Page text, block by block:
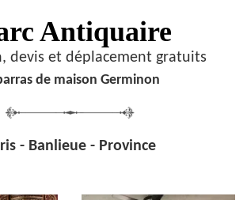
Antiquaire
devis et déplacement gratuits
de maison Germinon
- Banlieue - Province